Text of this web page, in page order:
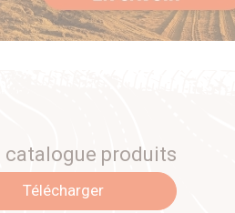
catalogue produits
Télécharger